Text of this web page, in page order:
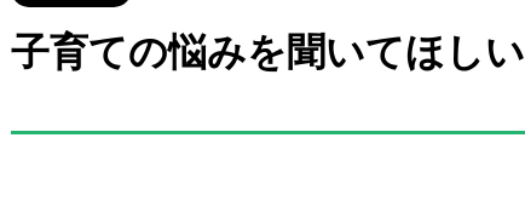
子育ての悩みを聞いてほしい